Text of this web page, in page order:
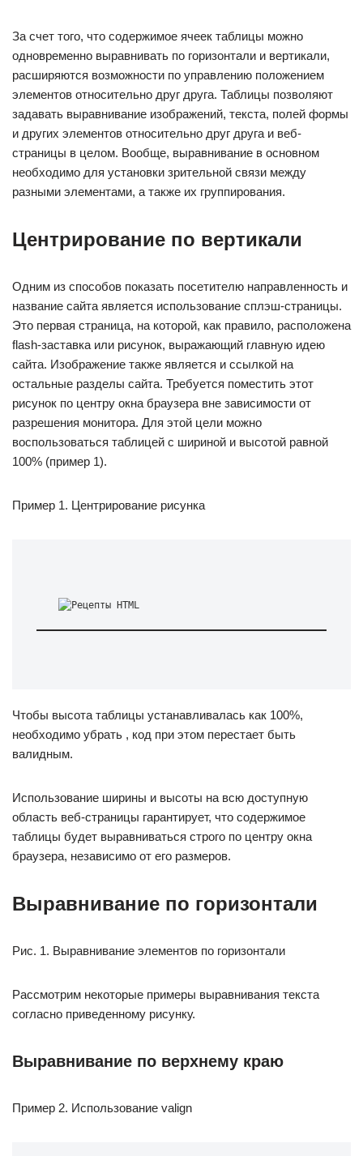
За счет того, что содержимое ячеек таблицы можно
одновременно выравнивать по горизонтали и вертикали,
расширяются возможности по управлению положением
элементов относительно друг друга. Таблицы позволяют
задавать выравнивание изображений, текста, полей формы
и других элементов относительно друг друга и веб-
страницы в целом. Вообще, выравнивание в основном
необходимо для установки зрительной связи между
разными элементами, а также их группирования.
Центрирование по вертикали
Одним из способов показать посетителю направленность и
название сайта является использование сплэш-страницы.
Это первая страница, на которой, как правило, расположена
flash-заставка или рисунок, выражающий главную идею
сайта. Изображение также является и ссылкой на
остальные разделы сайта. Требуется поместить этот
рисунок по центру окна браузера вне зависимости от
разрешения монитора. Для этой цели можно
воспользоваться таблицей с шириной и высотой равной
100% (пример 1).
Пример 1. Центрирование рисунка
Чтобы высота таблицы устанавливалась как 100%,
необходимо убрать , код при этом перестает быть
валидным.
Использование ширины и высоты на всю доступную
область веб-страницы гарантирует, что содержимое
таблицы будет выравниваться строго по центру окна
браузера, независимо от его размеров.
Выравнивание по горизонтали
Рис. 1. Выравнивание элементов по горизонтали
Рассмотрим некоторые примеры выравнивания текста
согласно приведенному рисунку.
Выравнивание по верхнему краю
Пример 2. Использование valign